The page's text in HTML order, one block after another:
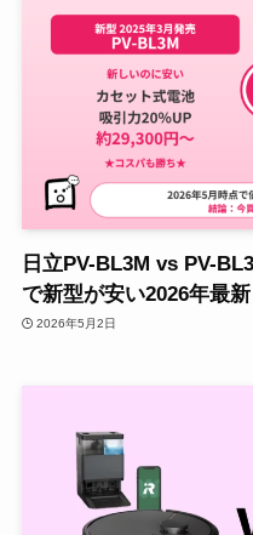
日立PV-BL3M vs PV-
で新型が安い2026年最新
2026年5月2日